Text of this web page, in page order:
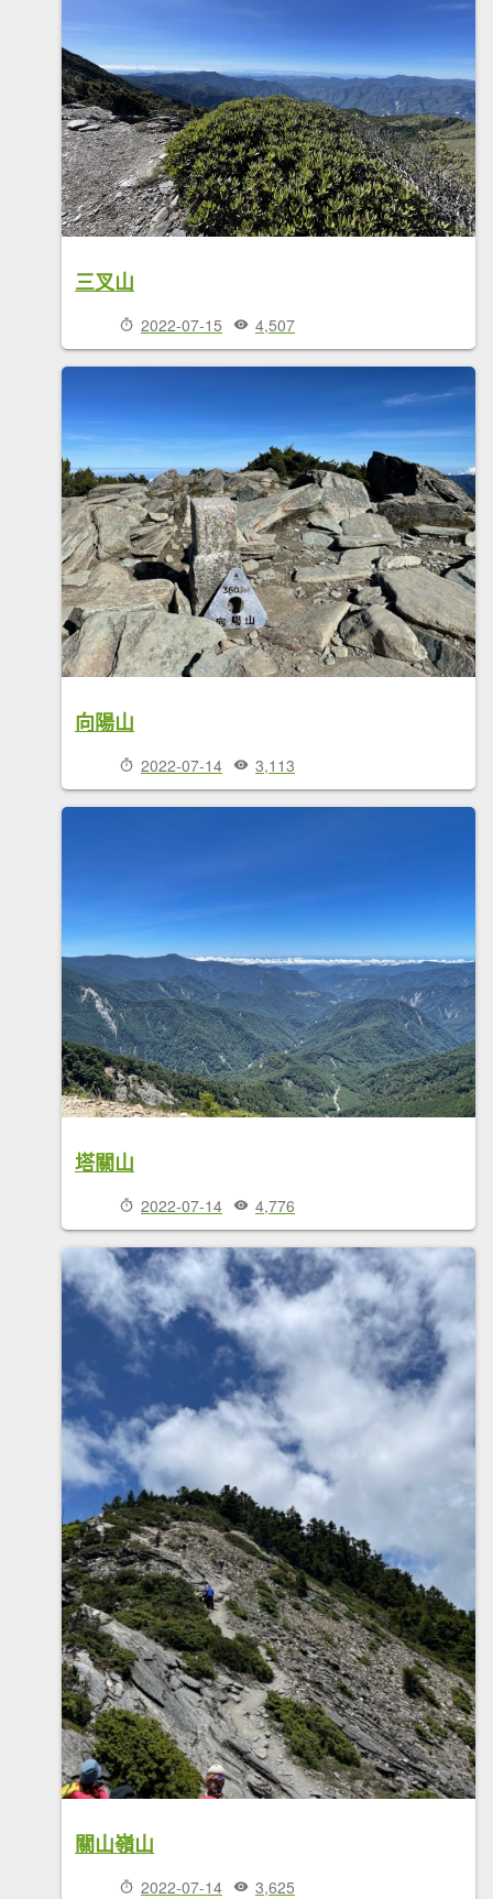
三叉山
2022-07-15 4,507
向陽山
2022-07-14 3,113
塔關山
2022-07-14 4,776
關山嶺山
2022-07-14 3,625